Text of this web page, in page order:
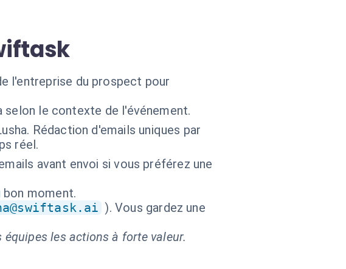
l'entreprise du prospect pour
selon le contexte de l'événement.
Rédaction d'emails uniques par
réel.
avant envoi si vous préférez une
moment.
). Vous gardez une
les actions à forte valeur.